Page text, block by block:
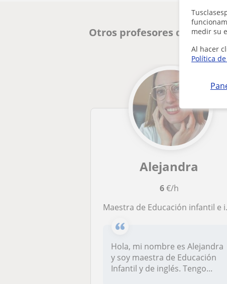
medir su
Al hacer
Política
Otros profesores de
Alejandra
6€/h
Maestra de Educación infantil e inglés
Hola, mi nombre es Alejandra
y soy maestra de Educación
Infantil y de inglés. Tengo...